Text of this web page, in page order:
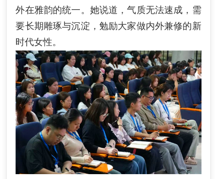
外在雅韵的统一。她说道 ，气质无法速成，需
要长期雕琢与沉淀，勉励大家做内外兼修的新
时代女性。